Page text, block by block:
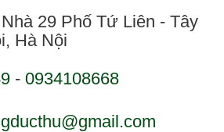
29 Phố Tứ Liên - Tây
Hà Nội
- 0934108668